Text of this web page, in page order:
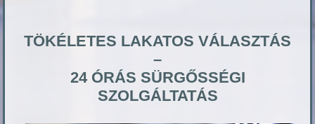
TÖKÉLETES LAKATOS VÁLASZTÁS
–
24 ÓRÁS SÜRGŐSSÉGI
SZOLGÁLTATÁS